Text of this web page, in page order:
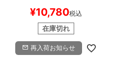
トボード スケボー
¥10,780税込
在庫切れ
再入荷お知らせ